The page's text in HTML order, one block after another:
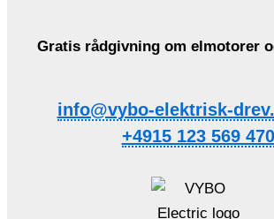
Gratis rådgivning om elmotorer
info@vybo-elektrisk-
+4915 123 569 470